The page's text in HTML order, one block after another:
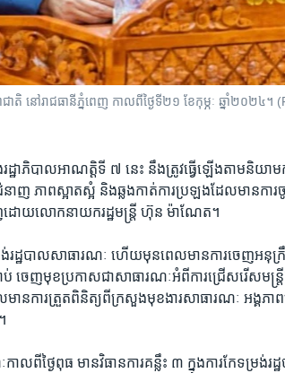
តិ នៅរាជធានីភ្នំពេញ កាលពីថ្ងៃទី២១ ខែកុម្ភៈ ឆ្នាំ២០២
រដ្ឋាភិបាល​អាណត្តិ​ទី ​៧ ​នេះ នឹង​ត្រូវ​ធ្វើ​ឡើង​តាម​និយា
ញ​ ​ភាព​ស្អាត​ស្អំ​ និង​ឆ្លង​កាត់​ការ​ប្រឡង​ដែល​មាន​ការ​
ញ​ដោយលោក​នាយក​រដ្ឋមន្ត្រី ​ហ៊ុន ម៉ាណែត។​
រដ្ឋបាល​សាធារណៈ ​ហើយ​មុន​ពេល​មាន​ការ​ចេញ​អនុក្រឹត្យ​
េញ​មុខ​ប្រកាស​ជា​សាធារណៈអំពី​ការ​ជ្រើស​រើស​មន្ត្
ល​មាន​ការ​ត្រួត​ពិនិត្យ​ពី​ក្រសួង​មុខងារ​សាធារណៈ​ អង្គភា
ល​ពី​ថ្ងៃ​ពុធ ​មាន​វិធានការ​គន្លឹះ​ ៣ ​ក្នុង​ការ​កែ​ទម្រង់​រ